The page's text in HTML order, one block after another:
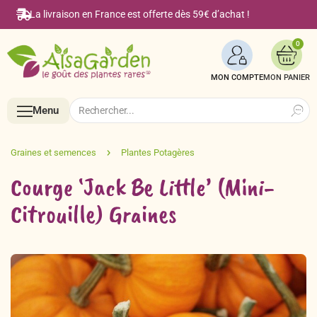
La livraison en France est offerte dès 59€ d’achat !
MON COMPTE
0
Menu
Menu
Accueil
Boutique en ligne
Semences BIO de A à Z
Le Blog Alsagarden
Search
for:
Courge ‘Jack Be Little’ (Mini-
Citrouille) Graines